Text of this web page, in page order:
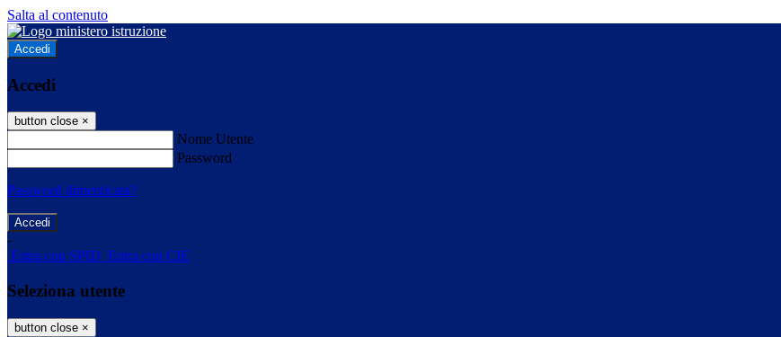
Salta al contenuto
Accedi
Accedi
button close ×
Nome Utente
Password
Password dimenticata?
-
Entra con SPID Entra con CIE
Seleziona utente
button close ×